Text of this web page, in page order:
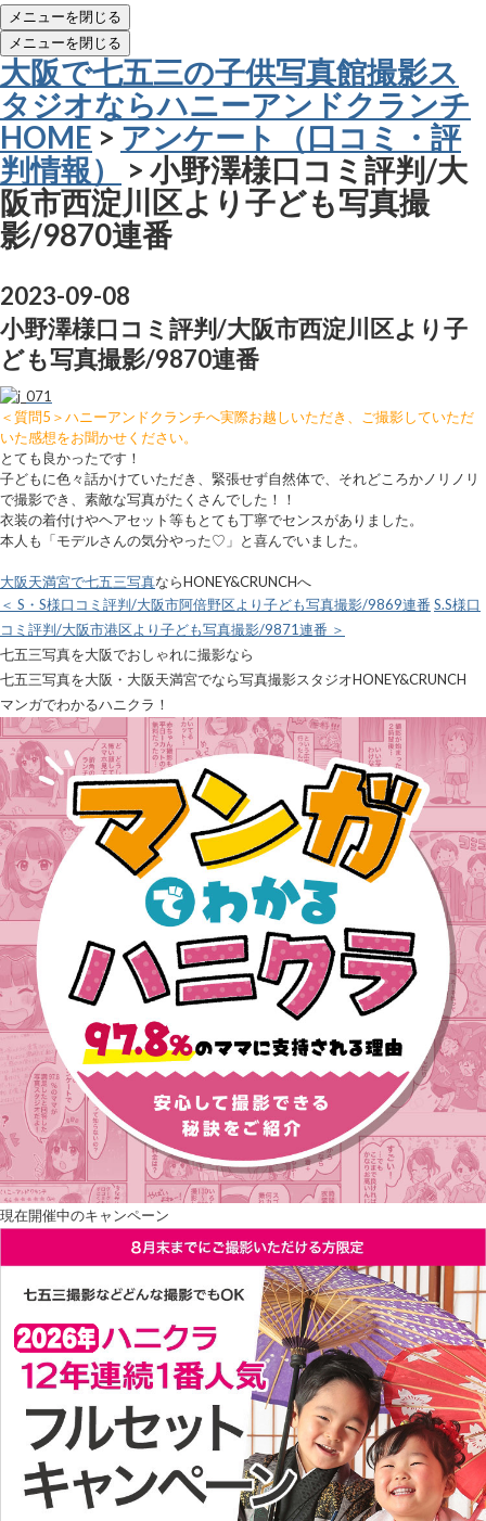
メニューを閉じる
メニューを閉じる
大阪で七五三の子供写真館撮影ス
タジオならハニーアンドクランチ
HOME > アンケート（口コミ・評
判情報）
> 小野澤様口コミ評判/大
阪市西淀川区より子ども写真撮
影/9870連番
2023-09-08
小野澤様口コミ評判/大阪市西淀川区より子
ども写真撮影/9870連番
＜質問5＞ハニーアンドクランチへ実際お越しいただき、ご撮影していただ
いた感想をお聞かせください。
とても良かったです！
子どもに色々話かけていただき、緊張せず自然体で、それどころかノリノリ
で撮影でき、素敵な写真がたくさんでした！！
衣装の着付けやヘアセット等もとても丁寧でセンスがありました。
本人も「モデルさんの気分やった♡」と喜んでいました。
大阪天満宮で七五三写真ならHONEY&CRUNCHへ
＜ S・S様口コミ評判/大阪市阿倍野区より子ども写真撮影/9869連番 S.S様口
コミ評判/大阪市港区より子ども写真撮影/9871連番 ＞
七五三写真を大阪でおしゃれに撮影なら
七五三写真を大阪・大阪天満宮でなら写真撮影スタジオHONEY&CRUNCH
マンガでわかるハニクラ！
現在開催中のキャンペーン